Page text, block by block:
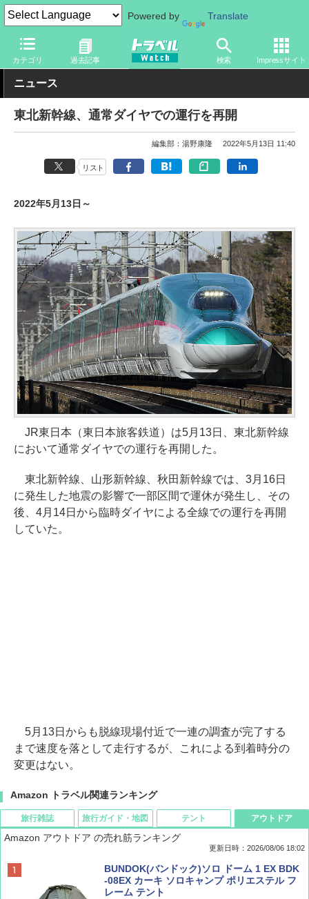
Powered by Translate
カテゴリ 過去記事 検索 Impressサイト
トラベル Watch 企業・政府・官庁 鉄道 JR
ニュース
東北新幹線、通常ダイヤでの運行を再開
編集部：湯野康隆 2022年5月13日 11:40
リスト
2022年5月13日～
JR東日本（東日本旅客鉄道）は5月13日、東北新幹線
において通常ダイヤでの運行を再開した。
東北新幹線、山形新幹線、秋田新幹線では、3月16日
に発生した地震の影響で一部区間で運休が発生し、その
後、4月14日から臨時ダイヤによる全線での運行を再開
していた。
5月13日からも脱線現場付近で一連の調査が完了する
まで速度を落として走行するが、これによる到着時分の
変更はない。
Amazon トラベル関連ランキング
旅行雑誌
ディズニーファン ２０２６年 ９月号 [雑
誌] (ＤＩＳＮＥＹ ＦＡＮ)
旅行ガイド・地図
D40 地球の歩き方 チェンマイ タイ北部の魅
力的な町 2026～2027 地球の歩き方D アジア
テント
[キャンパーズコレクション 山善] ポップアッ
プテント 傘みたいに広げて畳める パッとサ
ッとサンシェード キューブ フルクローズ メ
アウトドア
Amazon アウトドア の売れ筋ランキング
更新日時：2026/08/06 18:02
BUNDOK(バンドック)ソロ ドーム 1 EX BDK
-08EX カーキ ソロキャンプ ポリエステル フ
レーム テント